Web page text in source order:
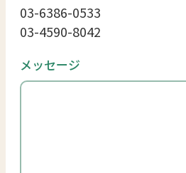
03-6386-0533
03-4590-8042
メッセージ